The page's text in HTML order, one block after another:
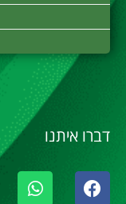
דברו איתנו